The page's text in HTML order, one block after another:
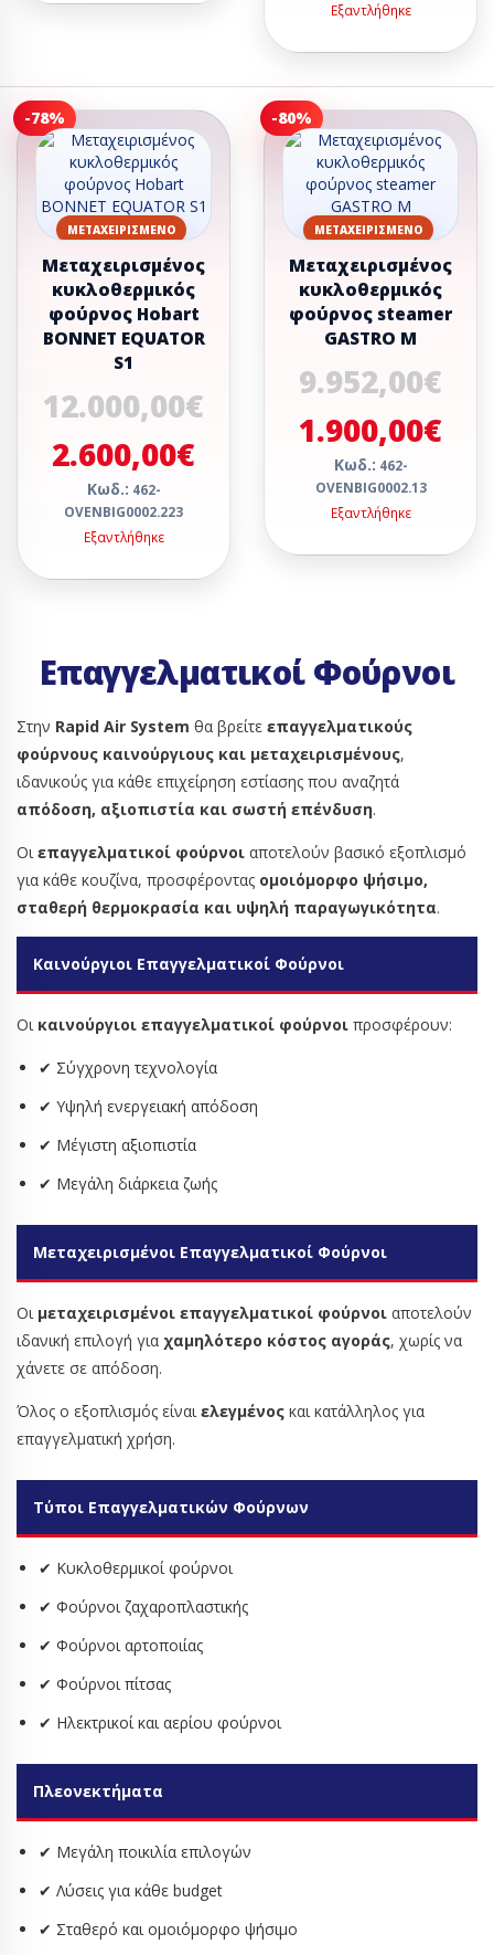
Εξαντλήθηκε
-78%
ΜΕΤΑΧΕΙΡΙΣΜΈΝΟ
Μεταχειρισμένος
κυκλοθερμικός
φούρνος Hobart
BONNET EQUATOR
S1
12.000,00€
2.600,00€
Κωδ.: 462-
OVENBIG0002.223
Εξαντλήθηκε
-80%
ΜΕΤΑΧΕΙΡΙΣΜΈΝΟ
Μεταχειρισμένος
κυκλοθερμικός
φούρνος steamer
GASTRO M
9.952,00€
1.900,00€
Κωδ.: 462-
OVENBIG0002.13
Εξαντλήθηκε
Επαγγελματικοί Φούρνοι
Στην Rapid Air System θα βρείτε επαγγελματικούς
φούρνους καινούργιους και μεταχειρισμένους,
ιδανικούς για κάθε επιχείρηση εστίασης που αναζητά
απόδοση, αξιοπιστία και σωστή επένδυση.
Οιεπαγγελματικοί φούρνοι αποτελούν βασικό εξοπλισμό
για κάθε κουζίνα, προσφέροντας ομοιόμορφο ψήσιμο,
σταθερή θερμοκρασία και υψηλή παραγωγικότητα.
Καινούργιοι Επαγγελματικοί Φούρνοι
Οι καινούργιοι επαγγελματικοί φούρνοι προσφέρουν:
✔ Σύγχρονη τεχνολογία
✔ Υψηλή ενεργειακή απόδοση
✔ Μέγιστη αξιοπιστία
✔ Μεγάλη διάρκεια ζωής
Μεταχειρισμένοι Επαγγελματικοί Φούρνοι
Οι μεταχειρισμένοι επαγγελματικοί φούρνοι αποτελούν
ιδανική επιλογή για χαμηλότερο κόστος αγοράς, χωρίς να
χάνετε σε απόδοση.
Όλος ο εξοπλισμός είναιελεγμένος και κατάλληλος για
επαγγελματική χρήση.
Τύποι Επαγγελματικών Φούρνων
✔ Κυκλοθερμικοί φούρνοι
✔ Φούρνοι ζαχαροπλαστικής
✔ Φούρνοι αρτοποιίας
✔ Φούρνοι πίτσας
✔ Ηλεκτρικοί και αερίου φούρνοι
Πλεονεκτήματα
✔ Μεγάλη ποικιλία επιλογών
✔ Λύσεις για κάθε budget
✔ Σταθερό και ομοιόμορφο ψήσιμο